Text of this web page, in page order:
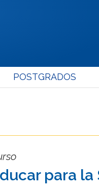
POSTGRADOS
para